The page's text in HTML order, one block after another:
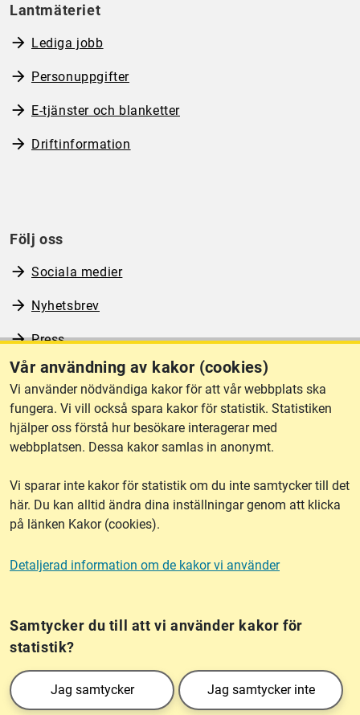
Vår användning av kakor (cookies)
Vi använder nödvändiga kakor för att vår webbplats ska
fungera. Vi vill också spara kakor för statistik. Statistiken
hjälper oss förstå hur besökare interagerar med
webbplatsen. Dessa kakor samlas in anonymt.
Vi sparar inte kakor för statistik om du inte samtycker till det
här. Du kan alltid ändra dina inställningar genom att klicka
på länken Kakor (cookies).
Detaljerad information om de kakor vi använder
Samtycker du till att vi använder kakor för
statistik?
Jag samtycker Jag samtycker inte
Lantmäteriet
Lediga jobb
Personuppgifter
E-tjänster och blanketter
Driftinformation
Följ oss
Sociala medier
Nyhetsbrev
Press
RSS
Om webbplatsen
Tillgänglighet
Other languages
Kakor (cookies)
Lantmäteriet är den myndighet som kartlägger Sverige. Till våra uppgifter hör
också att registrera och säkra ägandet av alla fastigheter samt hantera deras